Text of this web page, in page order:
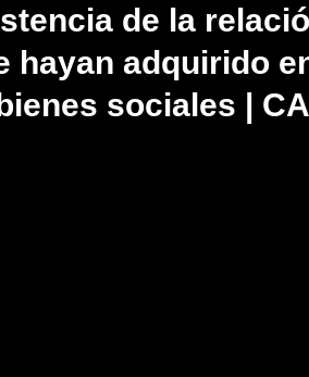
de la
hayan adquirido
sociales |